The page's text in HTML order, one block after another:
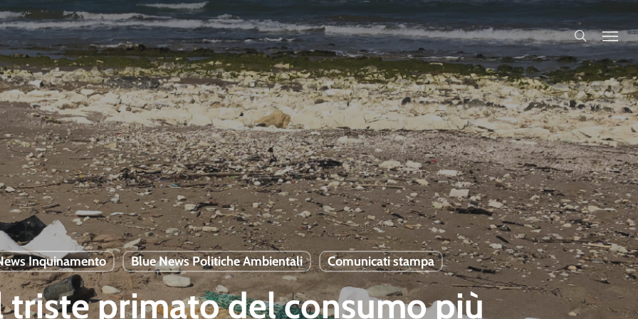
search
Inquinamento Blue News Politiche Ambientali Comunicati stampa
triste primato del consumo più